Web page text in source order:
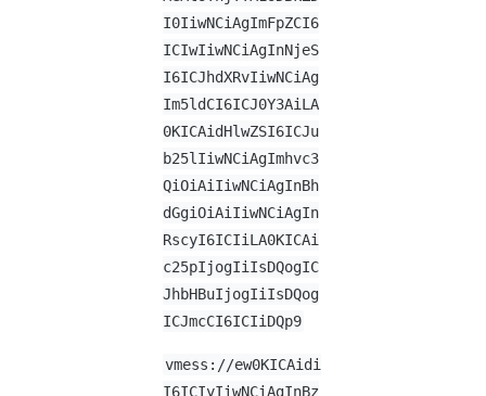
I0IiwNCiAgImFpZCI6
ICIwIiwNCiAgInNjeS
I6ICJhdXRvIiwNCiAg
Im5ldCI6ICJ0Y3AiLA
0KICAidHlwZSI6ICJu
b25lIiwNCiAgImhvc3
QiOiAiIiwNCiAgInBh
dGgiOiAiIiwNCiAgIn
RscyI6ICIiLA0KICAi
c25pIjogIiIsDQogIC
JhbHBuIjogIiIsDQog
ICJmcCI6ICIiDQp9
vmess://ew0KICAidi
I6ICIyIiwNCiAgInBz